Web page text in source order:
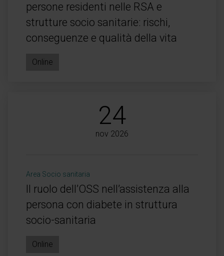
persone residenti nelle RSA e
strutture socio sanitarie: rischi,
conseguenze e qualità della vita
Online
24
nov 2026
Area Socio sanitaria
Il ruolo dell’OSS nell’assistenza alla
persona con diabete in struttura
socio-sanitaria
Online